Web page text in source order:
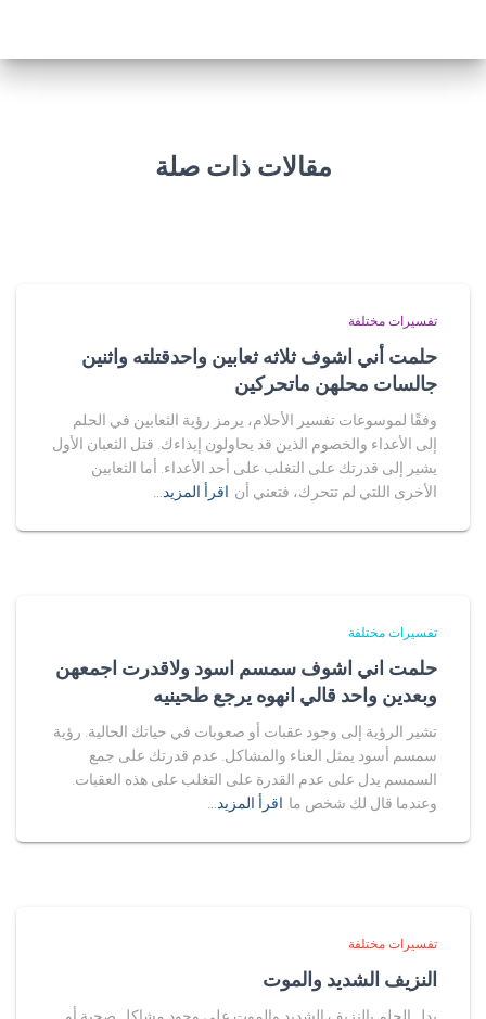
مقالات ذات صلة
تفسيرات مختلفة
حلمت أني اشوف ثلاثه ثعابين واحدقتلته واثنين
جالسات محلهن ماتحركين
وفقًا لموسوعات تفسير الأحلام، يرمز رؤية الثعابين في الحلم
إلى الأعداء والخصوم الذين قد يحاولون إيذاءك. قتل الثعبان الأول
يشير إلى قدرتك على التغلب على أحد الأعداء. أما الثعابين
الأخرى اللتي لم تتحرك، فتعني أن اقرأ المزيد…
تفسيرات مختلفة
حلمت اني اشوف سمسم اسود ولاقدرت اجمعهن
وبعدين واحد قالي انهوه يرجع طحينيه
تشير الرؤية إلى وجود عقبات أو صعوبات في حياتك الحالية. رؤية
سمسم أسود يمثل العناء والمشاكل. عدم قدرتك على جمع
السمسم يدل على عدم القدرة على التغلب على هذه العقبات.
وعندما قال لك شخص ما اقرأ المزيد…
تفسيرات مختلفة
النزيف الشديد والموت